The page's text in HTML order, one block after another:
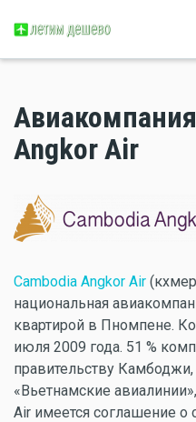
Angkor Air
Cambodia Angkor Air (кхмер.
национальная
квартирой в Пномпене.
июля 2009 года. 51 %
правительству
«Вьетнамские
Air имеется соглашение